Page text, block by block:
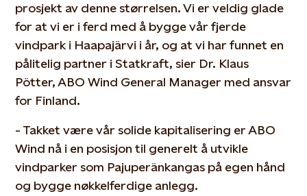
prosjekt av denne størrelsen. Vi er veldig glade
for at vi er i ferd med å bygge vår fjerde
vindpark i Haapajärvi i år, og at vi har funnet en
pålitelig partner i Statkraft, sier Dr. Klaus
Pötter, ABO Wind General Manager med ansvar
for Finland.
- Takket være vår solide kapitalisering er ABO
Wind nå i en posisjon til generelt å utvikle
vindparker som Pajuperänkangas på egen hånd
og bygge nøkkelferdige anlegg.